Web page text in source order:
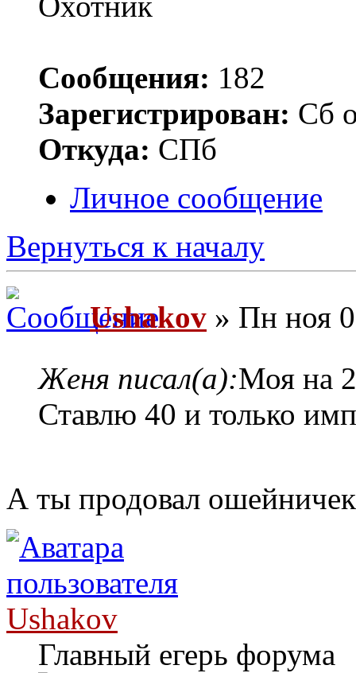
Сообщения: 182
Зарегистрирован: Сб
Откуда: СПб
Личное сообщение
Вернуться к началу
Ushakov » Пн ноя
Женя писал(а):Моя на
Ставлю 40 и только
А ты продовал ошейничек
Ushakov
Главный егерь форума